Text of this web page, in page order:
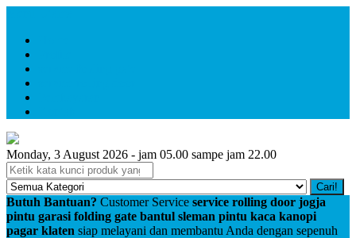
Monday, 3 August 2026 - jam 05.00 sampe jam 22.00
Cari!
Butuh Bantuan? Customer Service service rolling door jogja
pintu garasi folding gate bantul sleman pintu kaca kanopi
pagar klaten siap melayani dan membantu Anda dengan sepenuh